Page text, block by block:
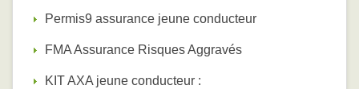
Permis9 assurance jeune conducteur
FMA Assurance Risques Aggravés
KIT AXA jeune conducteur :